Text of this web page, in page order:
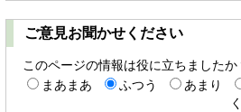
ご意見お聞かせください
このページの情報は役に立ちましたか
まあまあ
ふつう あまり
く